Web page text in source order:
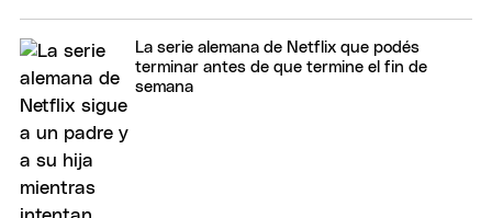
La serie alemana de Netflix que podés
terminar antes de que termine el fin de
semana